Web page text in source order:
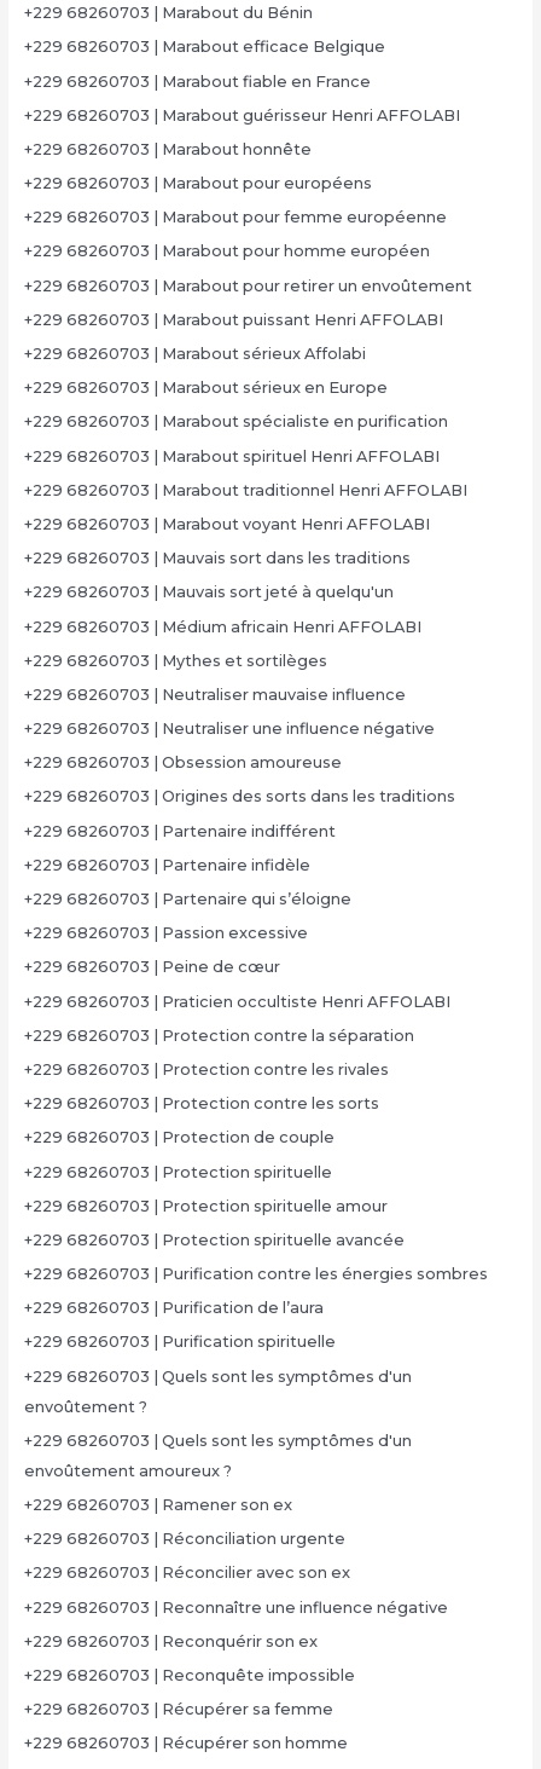
+229 68260703 | Marabout du Bénin
+229 68260703 | Marabout efficace Belgique
+229 68260703 | Marabout fiable en France
+229 68260703 | Marabout guérisseur Henri AFFOLABI
+229 68260703 | Marabout honnête
+229 68260703 | Marabout pour européens
+229 68260703 | Marabout pour femme européenne
+229 68260703 | Marabout pour homme européen
+229 68260703 | Marabout pour retirer un envoûtement
+229 68260703 | Marabout puissant Henri AFFOLABI
+229 68260703 | Marabout sérieux Affolabi
+229 68260703 | Marabout sérieux en Europe
+229 68260703 | Marabout spécialiste en purification
+229 68260703 | Marabout spirituel Henri AFFOLABI
+229 68260703 | Marabout traditionnel Henri AFFOLABI
+229 68260703 | Marabout voyant Henri AFFOLABI
+229 68260703 | Mauvais sort dans les traditions
+229 68260703 | Mauvais sort jeté à quelqu'un
+229 68260703 | Médium africain Henri AFFOLABI
+229 68260703 | Mythes et sortilèges
+229 68260703 | Neutraliser mauvaise influence
+229 68260703 | Neutraliser une influence négative
+229 68260703 | Obsession amoureuse
+229 68260703 | Origines des sorts dans les traditions
+229 68260703 | Partenaire indifférent
+229 68260703 | Partenaire infidèle
+229 68260703 | Partenaire qui s’éloigne
+229 68260703 | Passion excessive
+229 68260703 | Peine de cœur
+229 68260703 | Praticien occultiste Henri AFFOLABI
+229 68260703 | Protection contre la séparation
+229 68260703 | Protection contre les rivales
+229 68260703 | Protection contre les sorts
+229 68260703 | Protection de couple
+229 68260703 | Protection spirituelle
+229 68260703 | Protection spirituelle amour
+229 68260703 | Protection spirituelle avancée
+229 68260703 | Purification contre les énergies sombres
+229 68260703 | Purification de l’aura
+229 68260703 | Purification spirituelle
+229 68260703 | Quels sont les symptômes d'un
envoûtement ?
+229 68260703 | Quels sont les symptômes d'un
envoûtement amoureux ?
+229 68260703 | Ramener son ex
+229 68260703 | Réconciliation urgente
+229 68260703 | Réconcilier avec son ex
+229 68260703 | Reconnaître une influence négative
+229 68260703 | Reconquérir son ex
+229 68260703 | Reconquête impossible
+229 68260703 | Récupérer sa femme
+229 68260703 | Récupérer son homme